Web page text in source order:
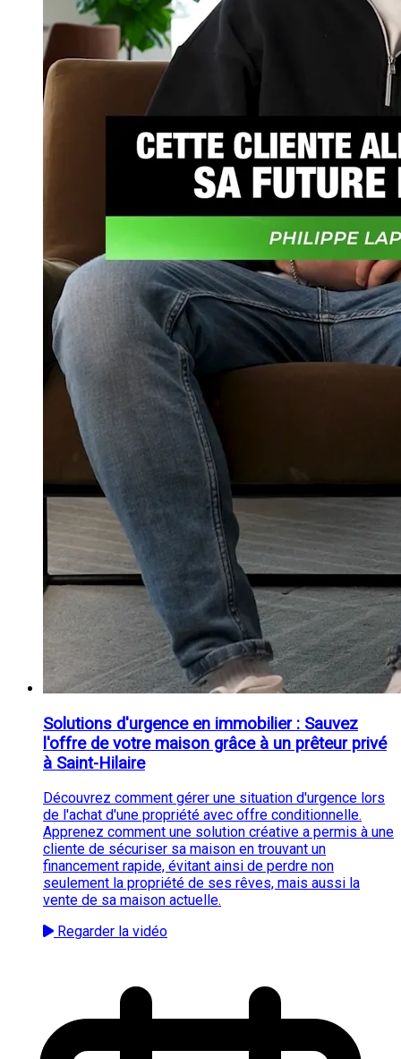
Solutions d'urgence en immobilier : Sauvez
l'offre de votre maison grâce à un prêteur privé
à Saint-Hilaire
Découvrez comment gérer une situation d'urgence lors
de l'achat d'une propriété avec offre conditionnelle.
Apprenez comment une solution créative a permis à une
cliente de sécuriser sa maison en trouvant un
financement rapide, évitant ainsi de perdre non
seulement la propriété de ses rêves, mais aussi la
vente de sa maison actuelle.
Regarder la vidéo